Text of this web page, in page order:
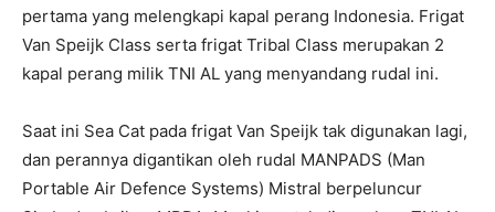
pertama yang melengkapi kapal perang Indonesia. Frigat
Van Speijk Class serta frigat Tribal Class merupakan 2
kapal perang milik TNI AL yang menyandang rudal ini.
Saat ini Sea Cat pada frigat Van Speijk tak digunakan lagi,
dan perannya digantikan oleh rudal MANPADS (Man
Portable Air Defence Systems) Mistral berpeluncur